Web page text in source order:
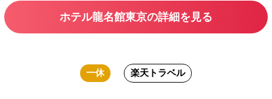
ホテル龍名館東京の詳細を見る
一休 楽天トラベル